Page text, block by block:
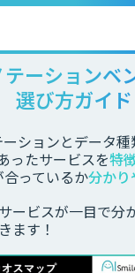
ーションベ
選び方ガイド
ーションとデータ種
ったサービスを特
合っているか分かり
ービスが一目で分
ます！